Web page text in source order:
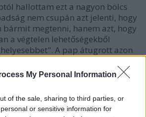
My Personal Information
of the sale, sharing to third parties, or
or sensitive information for
hallottam ezt a nagyon bölcs
nem csupán azt jelenti, hogy
bármit megtenni, hanem azt, hogy
a végtelen lehetőségekből
A pap átugrott azon
hogy ebből…
2013. március 18.